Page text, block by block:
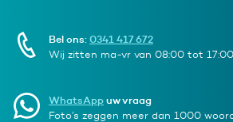
Bel ons:0341 417 672
Wij zitten ma-vr van 08:00 tot
WhatsAppuw vraag
Foto’s zeggen meer dan 1000